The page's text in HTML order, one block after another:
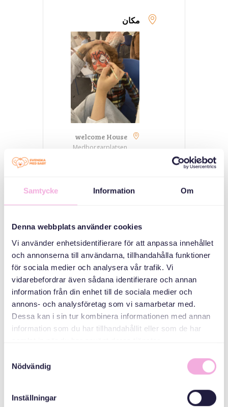
Samtycke Information Om
Denna webbplats använder cookies
Vi använder enhetsidentifierare för att anpassa innehållet
och annonserna till användarna, tillhandahålla funktioner
för sociala medier och analysera vår trafik. Vi
vidarebefordrar även sådana identifierare och annan
information från din enhet till de sociala medier och
annons- och analysföretag som vi samarbetar med.
Dessa kan i sin tur kombinera informationen med annan
information som du har tillhandahållit eller som de har
Nödvändig
Inställningar
مکان
welcome House
Medborgarplatsen
دسته بندی ها
Welcome house
سازمان دهنده